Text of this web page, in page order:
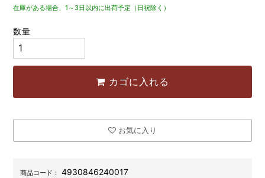
在庫がある場合、1～3日以内に出荷予定（日祝除く）
数量
カゴに入れる
お気に入り
商品コード： 4930846240017